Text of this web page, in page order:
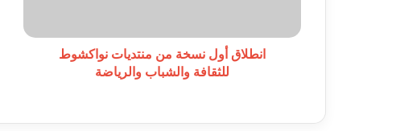
والرياضة
انطلاق أول نسخة من منتديات نواكشوط
للثقافة والشباب والرياضة